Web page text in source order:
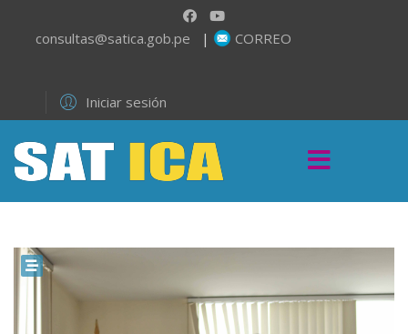
consultas@satica.gob.pe | CORREO
Iniciar sesión